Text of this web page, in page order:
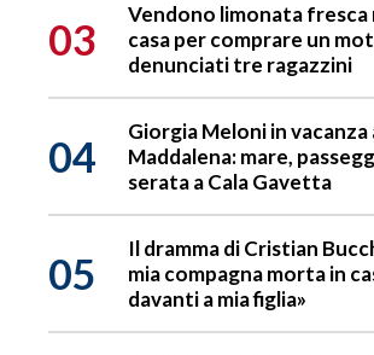
03
Vendono limonata
casa per comprare un
denunciati tre ragazzini
04
Giorgia Meloni in vacanza
Maddalena: mare,
serata a Cala Gavetta
05
Il dramma di Cristian
mia compagna morta in
davanti a mia figlia»